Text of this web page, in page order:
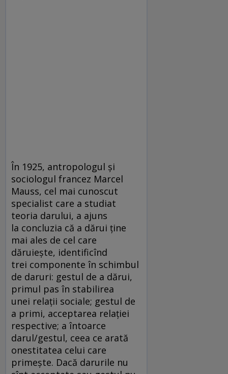
În 1925, antropologul și
sociologul francez Marcel
Mauss, cel mai cunoscut
specialist care a studiat
teoria darului, a ajuns
la concluzia că a dărui ține
mai ales de cel care
dăruiește, identificînd
trei componente în schimbul
de daruri: gestul de a dărui,
primul pas în stabilirea
unei relații sociale; gestul de
a primi, acceptarea relației
respective; a întoarce
darul/gestul, ceea ce arată
onestitatea celui care
primește. Dacă darurile nu